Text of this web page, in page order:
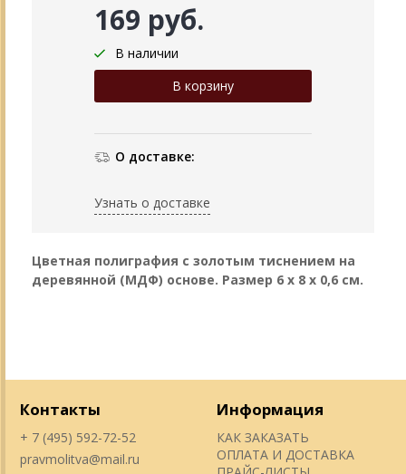
169 руб.
В наличии
О доставке:
Узнать о доставке
Цветная полиграфия с золотым тиснением на
деревянной (МДФ) основе. Размер 6 х 8 х 0,6 см.
Контакты
+ 7 (495) 592-72-52
pravmolitva@mail.ru
Информация
КАК ЗАКАЗАТЬ
ОПЛАТА И ДОСТАВКА